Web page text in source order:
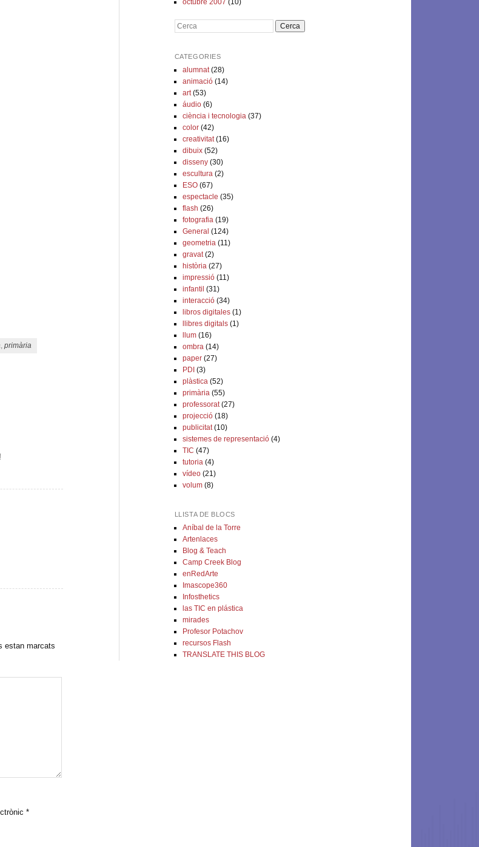
, primària
estan marcats
*
octubre 2007 (10)
Cerca
CATEGORIES
alumnat(28)
animació(14)
art(53)
áudio(6)
ciència i tecnologia (37)
color(42)
creativitat(16)
dibuix(52)
disseny(30)
escultura (2)
ESO(67)
espectacle (35)
flash (26)
fotografia (19)
General (124)
geometria (11)
gravat(2)
història (27)
impressió(11)
infantil (31)
interacció(34)
libros digitales(1)
llibres digitals(1)
llum(16)
ombra (14)
paper(27)
PDI(3)
plàstica (52)
primària (55)
professorat(27)
projecció(18)
publicitat(10)
sistemes de representació(4)
TIC (47)
tutoria (4)
vídeo(21)
volum(8)
LLISTA DE BLOCS
Aníbal de la Torre
Artenlaces
Blog & Teach
Camp Creek Blog
enRedArte
Imascope360
Infosthetics
las TIC en plástica
mirades
Profesor Potachov
recursos Flash
TRANSLATE THIS BLOG